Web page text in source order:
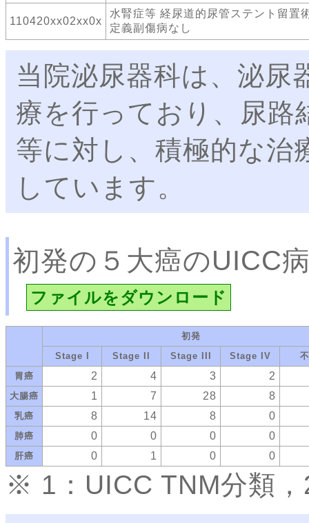
110420xx02xx0x
水腎症等 経尿道的尿管ステント留置
定義副傷病なし
当院泌尿器科は、泌尿
療を行っており、尿路
等に対し、積極的な治
しています。
初発の５大癌のUICC
ファイルをダウンロード
初発
Stage I
Stage II Stage III Stage IV
胃癌
2 4 3 2
大腸癌 1 7 28 8
乳癌 8 14 8 0
肺癌 0 0 0 0
肝癌 0 1 0 0
※ 1：UICC TNM分類